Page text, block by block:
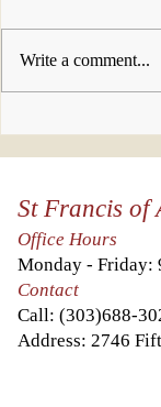
Photo
year
Write a comment...
St Francis of
Office Hours
Monday - Friday:
Contact
Call: (303)688-
Address: 2746